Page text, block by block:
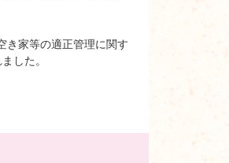
き家等の適正管理に関す
した。